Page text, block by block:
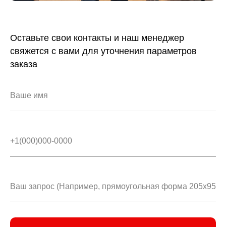
Оставьте свои контакты и наш менеджер
свяжется с вами для уточнения параметров
заказа